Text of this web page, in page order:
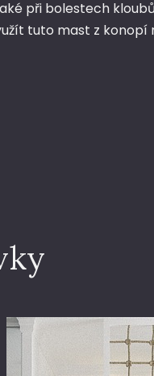
při bolestech
tuto mast z